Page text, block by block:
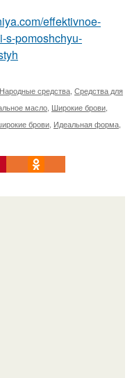
effektivnoe-
s-pomoshchyu-
Народные средства Средства для
масло Широкие брови
брови Идеальная форма